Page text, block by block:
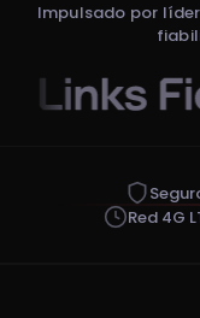
Impulsado por
Red 4G